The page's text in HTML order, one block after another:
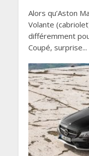
Alors qu’Aston
Volante
différemment
Coupé, surprise...